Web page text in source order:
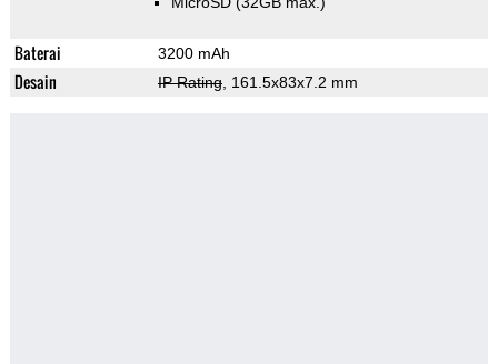
Baterai 3200 mAh
Desain IP Rating, 161.5x83x7.2 mm